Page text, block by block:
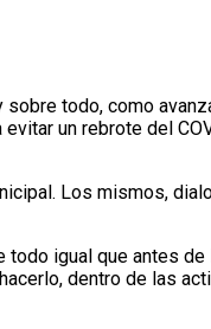
todo, como
un rebrote del
Los mismos,
todo igual que antes
dentro de las